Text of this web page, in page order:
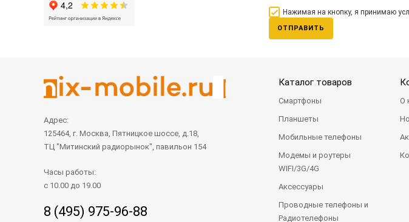
Нажимая на кнопку, я принимаю
ОТПРАВИТЬ
Адрес:
125464, г. Москва, Пятницкое шоссе, д.18,
ТЦ "Митинский радиорынок", павильон 154
Часы работы:
с 10.00 до 19.00
8 (495) 975-96-88
Каталог товаров
Смартфоны
Планшеты
Мобильные телефоны
Модемы и роутеры
WIFI/3G/4G
Аксессуары
Проводные телефоны и
Радиотелефоны
О